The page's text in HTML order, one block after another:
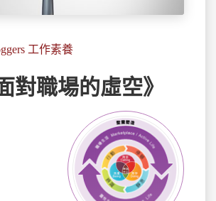
工作素養
對職場的虛空》